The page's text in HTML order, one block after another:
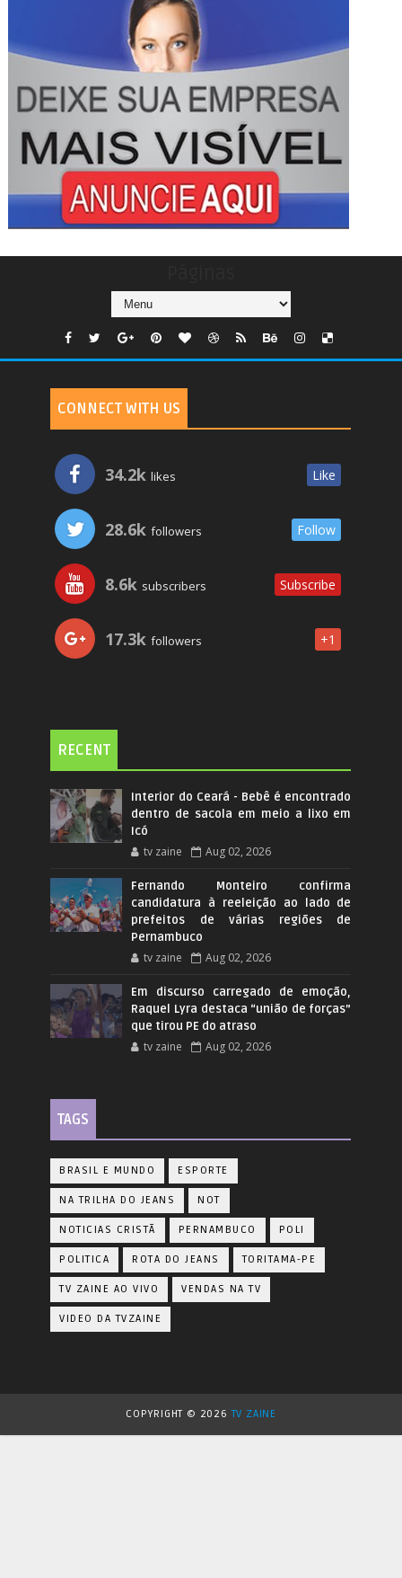
CONNECT WITH US
34.2k likes Like
28.6k followers Follow
8.6k subscribers Subscribe
17.3k followers +1
RECENT
Interior do Ceará - Bebê é encontrado
dentro de sacola em meio a lixo em
Icó
tv zaine Aug 02, 2026
Fernando Monteiro confirma
candidatura à reeleição ao lado de
prefeitos de várias regiões de
Pernambuco
tv zaine Aug 02, 2026
Em discurso carregado de emoção,
Raquel Lyra destaca “união de forças”
que tirou PE do atraso
tv zaine Aug 02, 2026
TAGS
BRASIL E MUNDO ESPORTE
NA TRILHA DO JEANS NOT
NOTICIAS CRISTÃ PERNAMBUCO POLI
POLITICA ROTA DO JEANS TORITAMA-PE
TV ZAINE AO VIVO VENDAS NA TV
VIDEO DA TVZAINE
COPYRIGHT © 2026TV ZAINE